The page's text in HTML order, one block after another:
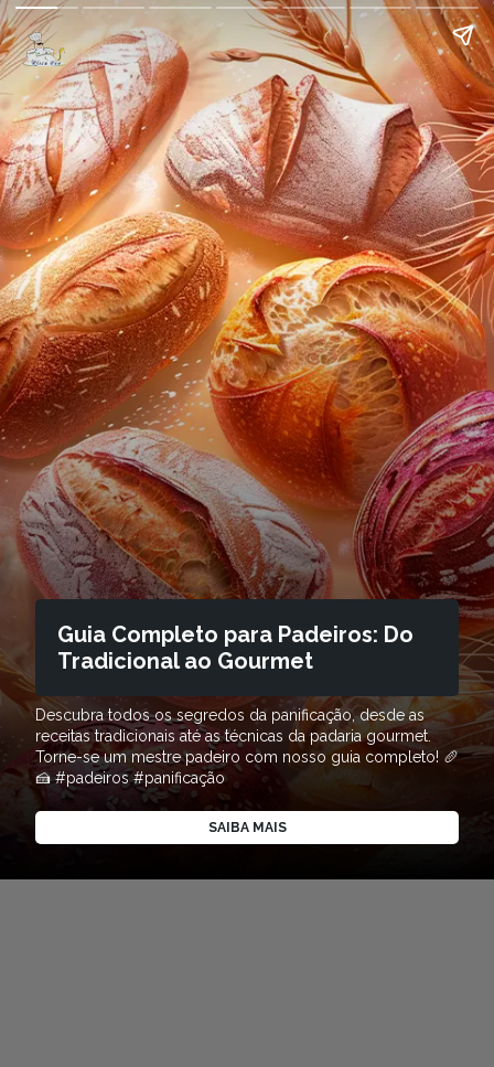
Guia Completo para Padeiros: Do
Tradicional ao Gourmet
Descubra todos os segredos da panificação, desde as
receitas tradicionais até as técnicas da padaria gourmet.
Torne-se um mestre padeiro com nosso guia completo! 🥖
🍰 #padeiros #panificação
SAIBA MAIS